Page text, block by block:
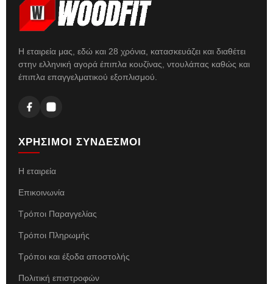
Η εταιρεία μας, εδώ και 28 χρόνια, κατασκευάζει και διαθέτει
στην ελληνική αγορά έπιπλα κουζίνας, ντουλάπας καθώς και
έπιπλα επαγγελματικού εξοπλισμού.
ΧΡΗΣΙΜΟΙ ΣΥΝΔΕΣΜΟΙ
Η εταιρεία
Επικοινωνία
Τρόποι Παραγγελίας
Τρόποι Πληρωμής
Τρόποι και έξοδα αποστολής
Πολιτική επιστροφών